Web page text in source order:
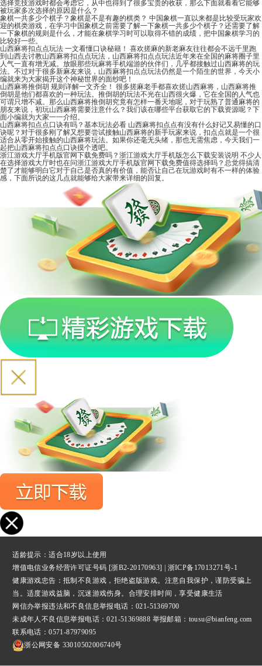
选择竞技游戏时都会考虑它，从中也得到了很多宝贵的收获，那么下面就看看它能够
被玩家多次选择的原因是什么？
象棋一共多少个棋子？象棋是不是有趣的棋类？ 中国象棋一直以来都是比较受玩家欢
迎的棋类游戏，在学习中国象棋之前需要了解一下象棋一共多少个棋子？还需要了解
一下象棋的规则是什么，才能在象棋学习时可以取得不错的成绩，把中国象棋学习的
比较好一些。
山西麻将扣点点玩法 一文看懂口诀秘籍！ 喜欢搓麻的新老麻友往往都会不远千里跑
到山西去讨教山西麻将扣点点玩法，山西麻将扣点点玩法近年来在全国的麻将圈子里
人气一直有增无减。放眼那些玩麻将手机端游的伙伴们，几乎都接触过山西麻将的玩
法。不过对于很多新麻友来说，山西麻将扣点点玩法仍然是一个陌生的世界，今天小
编就来为大家揭开这个神秘世界的面纱吧！
山西麻将推倒胡 规则详解一文齐全！ 很多搓麻老手都喜欢搓山西麻将，山西麻将推
倒胡是他们都喜欢的一种玩法。推倒胡的玩法不光在山西很火爆，它在全国的人气也
可谓只增不减。那么山西麻将推倒胡究竟有怎样一番天地呢，对于玩熟了普通麻将的
朋友来说，初玩山西麻将需要注意什么？我们该在哪些平台获取它的下载资源呢？下
面小编就为大家一一介绍。
山西麻将扣点点口诀有吗？基本玩法必看 山西麻将扣点点有没有什么好记又易懂的口
诀呢？对于很多刚了解又想要尝试接触山西麻将的新手玩家来说，扣点点就是一个很
适合从零开始接触的山西麻将玩法。如果你还毫无头绪，那也无需焦虑，今天我们一
起把山西麻将扣点点口诀摸个透吧。
浙江游戏大厅手机版官网下载免费吗？浙江游戏大厅手机版怎么下载安装说明 不少人
在选择游戏大厅时也在问浙江游戏大厅手机版官网下载免费值得选择吗？总觉得搞清
楚了才能够明白它对于自己是否真的有价值，能否让自己在玩游戏时有不一样的体验
感，下面所说的这几点就能够给大家带来详细的回复。
适龄提示：适合18岁以上使用
增值电信业务经营许可证号码 [浙B2-20170963] | 浙ICP备17013271号-1
健康游戏忠告：抵制不良游戏，拒绝盗版游戏。注意自我保护，谨防受骗上
当。适度游戏益脑，沉迷游戏伤身。合理安排时间，享受健康生活
网信办举报违法和不良信息举报 电话：021-51369700
未成年人不良信息举报电话：021-51369888 举报邮箱：tousu@bianfeng.com
联系电话：0571-87979095
浙公网安备 33010502006740号